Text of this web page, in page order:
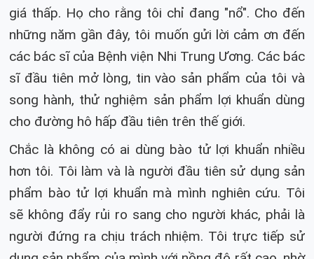
giá thấp. Họ cho rằng tôi chỉ đang "nổ". Cho đến
những năm gần đây, tôi muốn gửi lời cảm ơn đến
các bác sĩ của Bệnh viện Nhi Trung Ương. Các bác
sĩ đầu tiên mở lòng, tin vào sản phẩm của tôi và
song hành, thử nghiệm sản phẩm lợi khuẩn dùng
cho đường hô hấp đầu tiên trên thế giới.
Chắc là không có ai dùng bào tử lợi khuẩn nhiều
hơn tôi. Tôi làm và là người đầu tiên sử dụng sản
phẩm bào tử lợi khuẩn mà mình nghiên cứu. Tôi
sẽ không đẩy rủi ro sang cho người khác, phải là
người đứng ra chịu trách nhiệm. Tôi trực tiếp sử